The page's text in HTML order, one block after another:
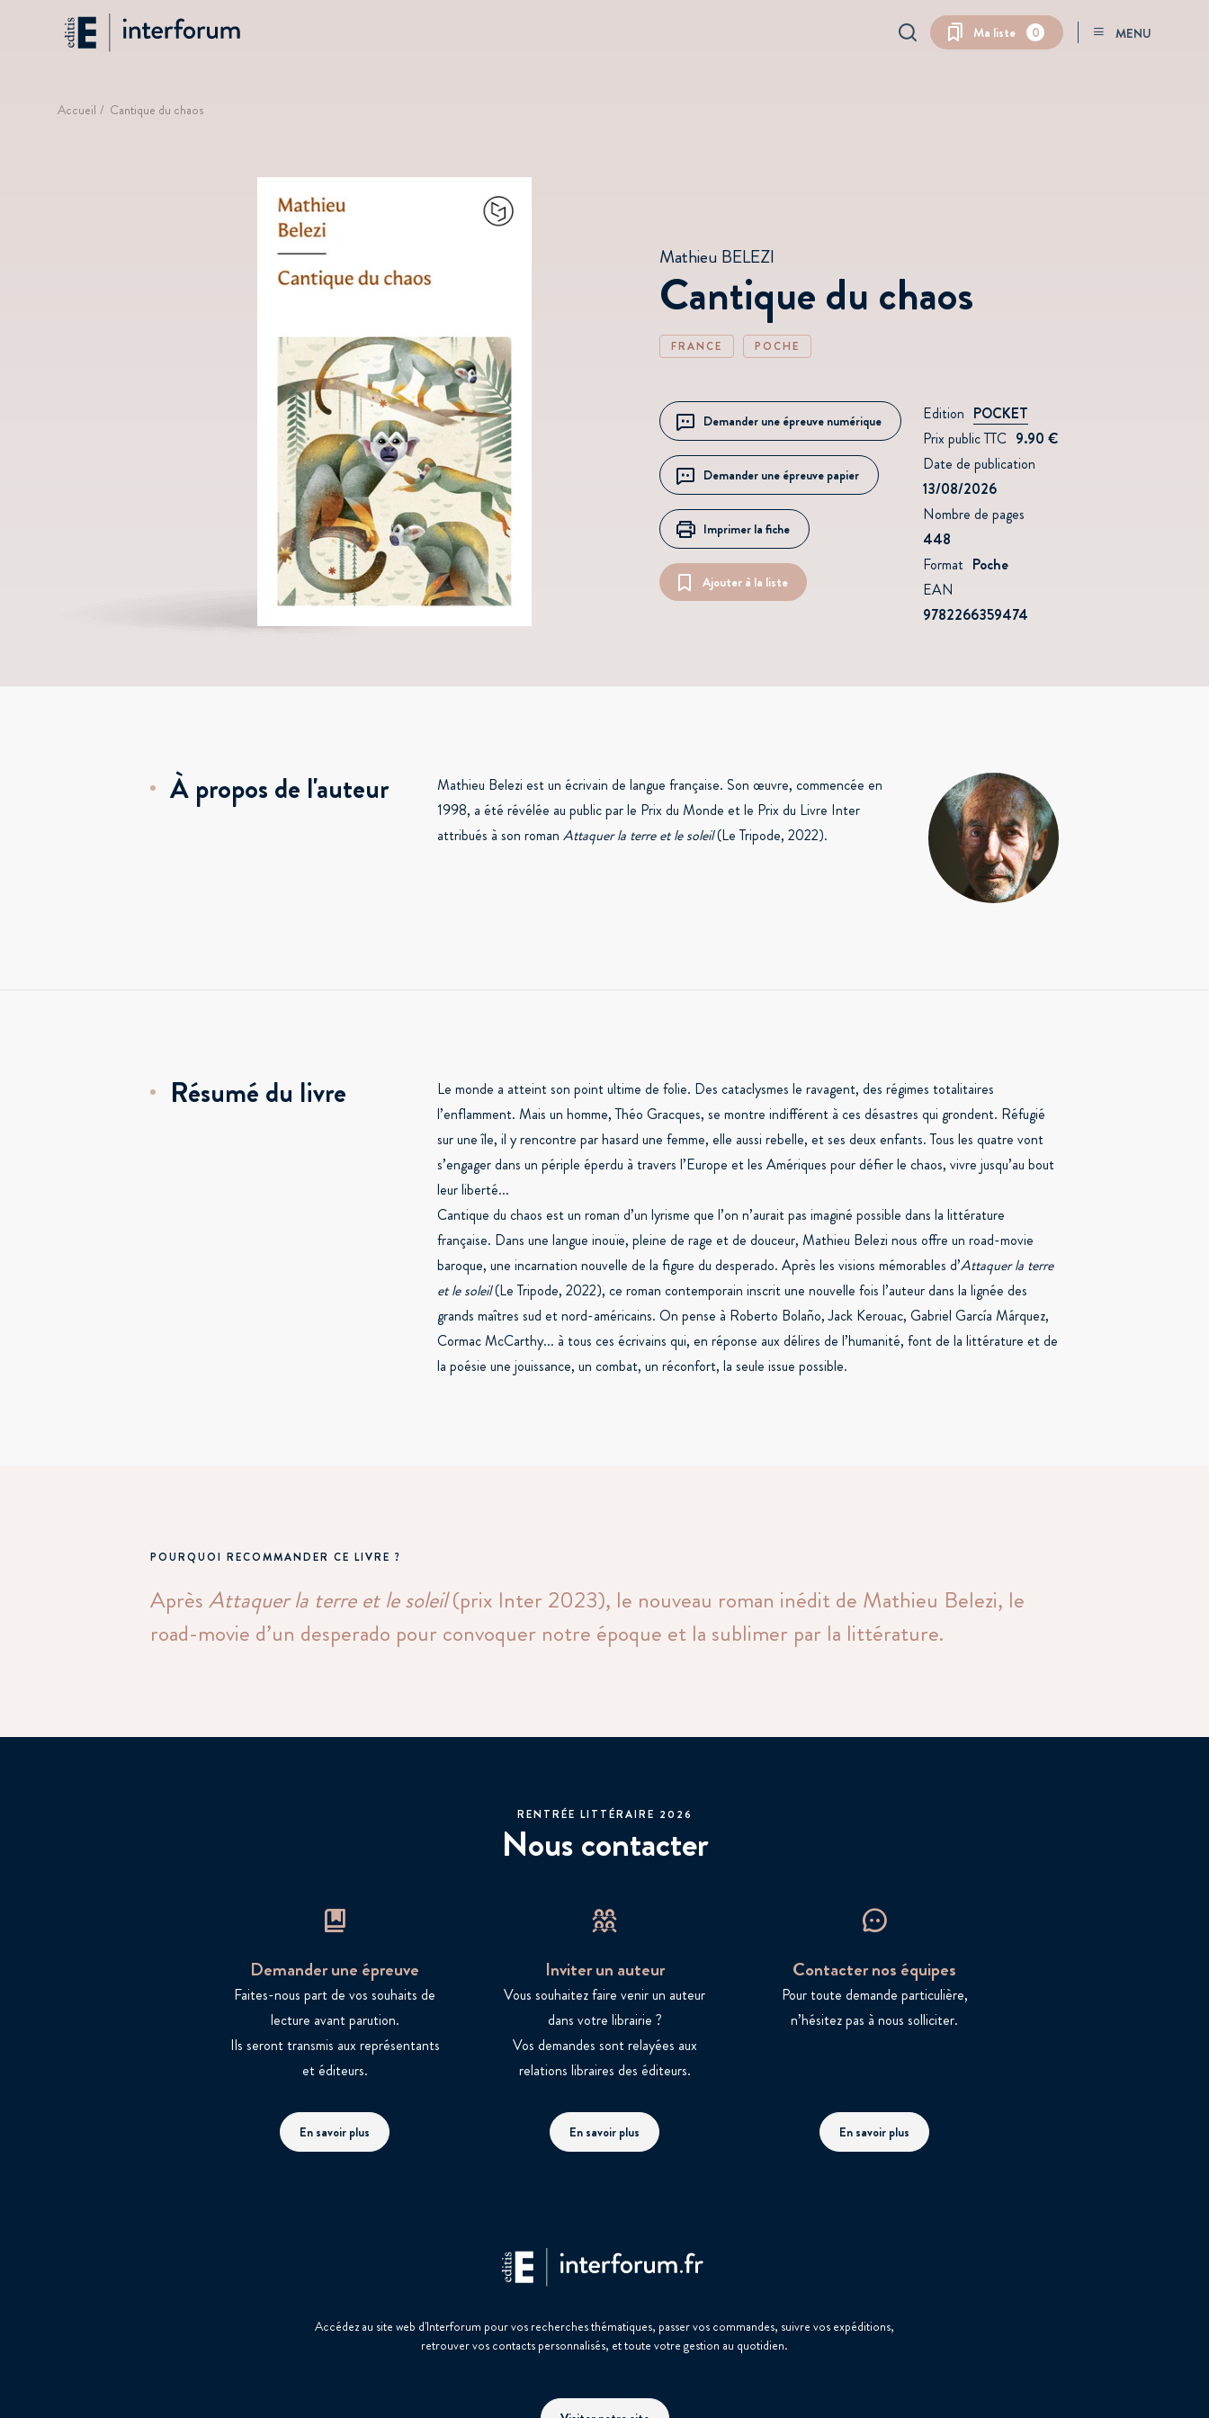
Ma liste
0 MENU
Fil
Accueil Cantique du chaos
Mathieu BELEZI
Cantique du chaos
FRANCE POCHE
Demander une épreuve numérique
Demander une épreuve papier
Imprimer la fiche
Ajouter à la liste
Edition POCKET
Prix public TTC 9.90 €
Date de publication
13/08/2026
Nombre de pages
448
Format Poche
EAN
9782266359474
À propos de l'auteur
Mathieu Belezi est un écrivain de langue française. Son œuvre, commencée en
1998, a été révélée au public par le Prix du Monde et le Prix du Livre Inter
attribués à son roman Attaquer la terre et le soleil(Le Tripode, 2022).
Résumé du livre
Le monde a atteint son point ultime de folie. Des cataclysmes le ravagent, des régimes totalitaires
l’enflamment. Mais un homme, Théo Gracques, se montre indifférent à ces désastres qui grondent. Réfugié
sur une île, il y rencontre par hasard une femme, elle aussi rebelle, et ses deux enfants. Tous les quatre vont
s’engager dans un périple éperdu à travers l’Europe et les Amériques pour défier le chaos, vivre jusqu’au bout
leur liberté...
Cantique du chaos est un roman d’un lyrisme que l’on n’aurait pas imaginé possible dans la littérature
française. Dans une langue inouïe, pleine de rage et de douceur, Mathieu Belezi nous offre un road-movie
baroque, une incarnation nouvelle de la figure du desperado. Après les visions mémorables d’Attaquer la terre
et le soleil(Le Tripode, 2022), ce roman contemporain inscrit une nouvelle fois l’auteur dans la lignée des
grands maîtres sud et nord-américains. On pense à Roberto Bolaño, Jack Kerouac, Gabriel García Márquez,
Cormac McCarthy... à tous ces écrivains qui, en réponse aux délires de l’humanité, font de la littérature et de
la poésie une jouissance, un combat, un réconfort, la seule issue possible.
POURQUOI RECOMMANDER CE LIVRE ?
AprèsAttaquer la terre et le soleil(prix Inter 2023), le nouveau roman inédit de Mathieu Belezi, le
road-movie d’un desperado pour convoquer notre époque et la sublimer par la littérature.
RENTRÉE LITTÉRAIRE 2026
Nous contacter
Demander une épreuve
Faites-nous part de vos souhaits de
lecture avant parution.
Ils seront transmis aux représentants
et éditeurs.
En savoir plus
Inviter un auteur
Vous souhaitez faire venir un auteur
dans votre librairie ?
Vos demandes sont relayées aux
relations libraires des éditeurs.
En savoir plus
Contacter nos équipes
Pour toute demande particulière,
n’hésitez pas à nous solliciter.
En savoir plus
Accédez au site web d'Interforum pour vos recherches thématiques, passer vos commandes, suivre vos expéditions,
retrouver vos contacts personnalisés, et toute votre gestion au quotidien.